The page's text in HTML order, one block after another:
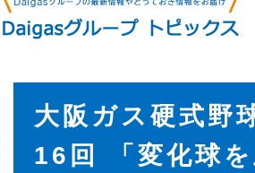
大阪ガス硬式
16回 「変化球